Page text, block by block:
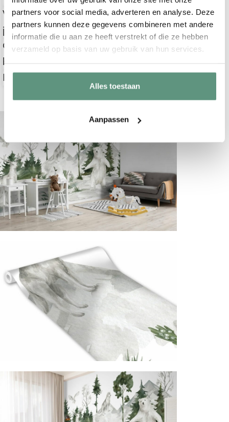
partners voor social media, adverteren en analyse. Deze
partners kunnen deze gegevens combineren met andere
informatie die u aan ze heeft verstrekt of die ze hebben
verzameld op basis van uw gebruik van hun services.
Alles toestaan
Aanpassen
Wat voor soort behang gebruiken
jullie?
Op welke ondergrond kan ik het beste
behangen?
Is het behang makkelijk te plakken?